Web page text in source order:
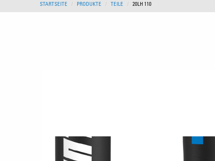
STARTSEITE PRODUKTE TEILE 20LH 110